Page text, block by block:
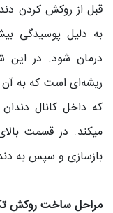
قبل از روکش کردن
به دلیل پوسیدگی
درمان شود. در این
که داخل کانال
بازسازی و سپس به
مراحل ساخت روکش